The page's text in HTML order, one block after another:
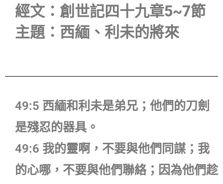
經文：創世記四十九章5~7節
主題：西緬、利未的將來
49:5 西緬和利未是弟兄；他們的刀劍
是殘忍的器具。
49:6 我的靈啊，不要與他們同謀；我
的心哪，不要與他們聯絡；因為他們趁